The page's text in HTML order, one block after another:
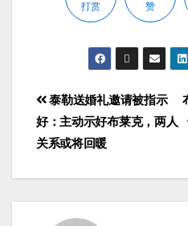
打赏 赞
泰勒送婚礼邀请被指示
好：主动示好布莱克，两人
关系或将回暖